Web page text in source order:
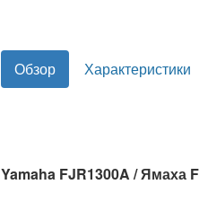
Обзор Характеристики
Yamaha FJR1300A / Ямаха